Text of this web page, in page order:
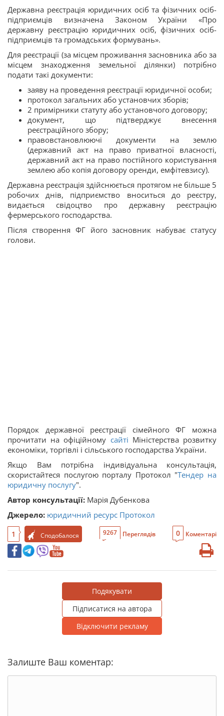
Державна реєстрація юридичних осіб та фізичних осіб-
підприємців визначена Законом України «Про
державну реєстрацію юридичних осіб, фізичних осіб-
підприємців та громадських формувань».
Для реєстрації (за місцем проживання засновника або за
місцем знаходження земельної ділянки) потрібно
подати такі документи:
заяву на проведення реєстрації юридичної особи;
протокол загальних або установчих зборів;
2 примірники статуту або установчого договору;
документ, що підтверджує внесення
реєстраційного збору;
правовстановлюючі документи на землю
(державний акт на право приватної власності,
державний акт на право постійного користування
землею або копія договору оренди, емфітевзису).
Державна реєстрація здійснюється протягом не більше 5
робочих днів, підприємство вноситься до реєстру,
видається свідоцтво про державну реєстрацію
фермерського господарства.
Після створення ФГ його засновник набуває статусу
голови.
Порядок державної реєстрації сімейного ФГ можна
прочитати на офіційному сайті Міністерства розвитку
економіки, торгівлі і сільського господарства України.
Якщо Вам потрібна індивідуальна консультація,
скористайтеся послугою порталу Протокол "Тендер на
юридичну послугу".
Автор консультації: Марія Дубенкова
Джерело: юридичний ресурс Протокол
1 Сподобалося 9267 Переглядів 0 Коментарі
Подякувати
Підписатися на автора
Відключити рекламу
Залиште Ваш коментар: